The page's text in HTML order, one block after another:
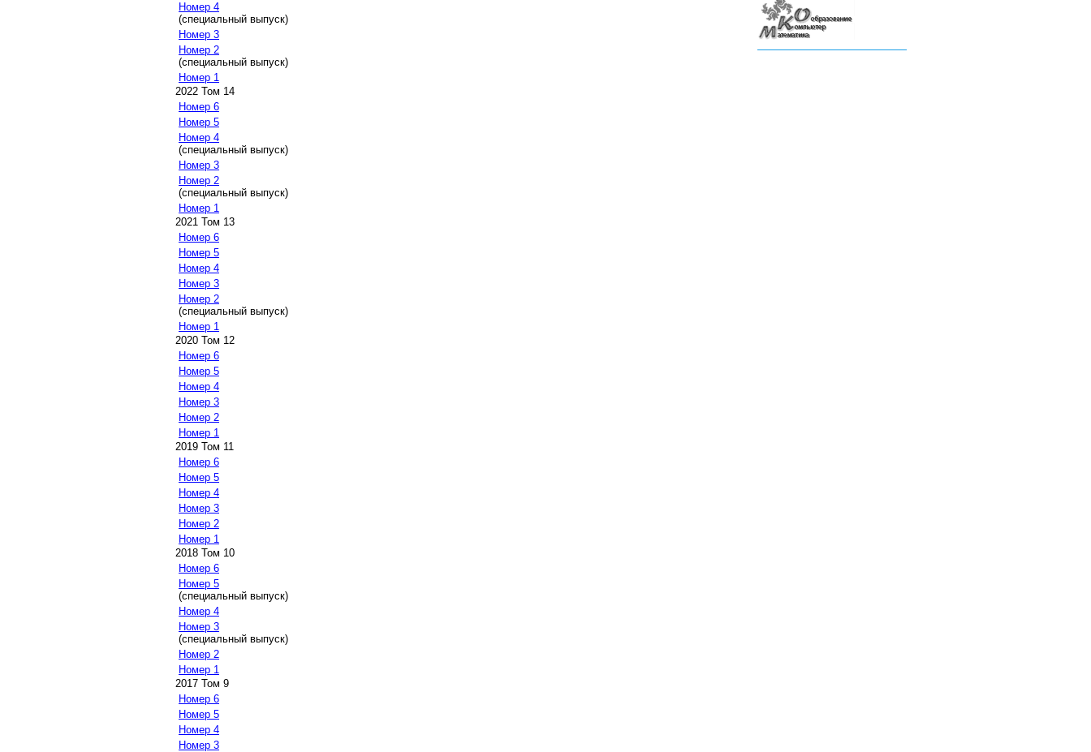
Номер 4
(специальный выпуск)
Номер 3
Номер 2
(специальный выпуск)
Номер 1
2022 Том 14
Номер 6
Номер 5
Номер 4
(специальный выпуск)
Номер 3
Номер 2
(специальный выпуск)
Номер 1
2021 Том 13
Номер 6
Номер 5
Номер 4
Номер 3
Номер 2
(специальный выпуск)
Номер 1
2020 Том 12
Номер 6
Номер 5
Номер 4
Номер 3
Номер 2
Номер 1
2019 Том 11
Номер 6
Номер 5
Номер 4
Номер 3
Номер 2
Номер 1
2018 Том 10
Номер 6
Номер 5
(специальный выпуск)
Номер 4
Номер 3
(специальный выпуск)
Номер 2
Номер 1
2017 Том 9
Номер 6
Номер 5
Номер 4
Номер 3